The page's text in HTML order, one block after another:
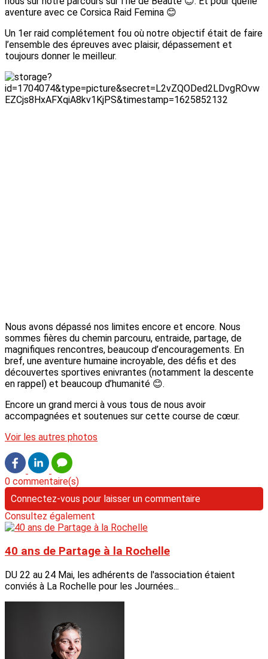
aventure avec ce Corsica Raid Femina 😊
Un 1er raid complétement fou où notre objectif était de faire
l’ensemble des épreuves avec plaisir, dépassement et
toujours donner le meilleur.
Nous avons dépassé nos limites encore et encore. Nous
sommes fières du chemin parcouru, entraide, partage, de
magnifiques rencontres, beaucoup d’encouragements. En
bref, une aventure humaine incroyable, des défis et des
découvertes sportives enivrantes (notamment la descente
en rappel) et beaucoup d’humanité 😊.
Encore un grand merci à vous tous de nous avoir
accompagnées et soutenues sur cette course de cœur.
Voir les autres photos
0 commentaire(s)
Connectez-vous pour laisser un commentaire
Consultez également
40 ans de Partage à la Rochelle
DU 22 au 24 Mai, les adhérents de l'association étaient
conviés à La Rochelle pour les Journées...